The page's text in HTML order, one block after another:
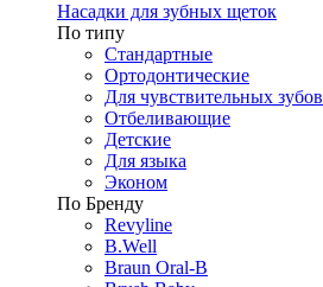
Насадки для зубных щеток
По типу
Стандартные
Ортодонтические
Для чувствительных зубов
Отбеливающие
Детские
Для языка
Эконом
По Бренду
Revyline
B.Well
Braun Oral-B